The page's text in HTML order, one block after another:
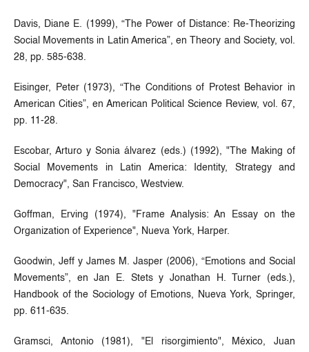
Davis, Diane E. (1999), “The Power of Distance: Re-Theorizing
Social Movements in Latin America”, en Theory and Society, vol.
28, pp. 585-638.
Eisinger, Peter (1973), “The Conditions of Protest Behavior in
American Cities”, en American Political Science Review, vol. 67,
pp. 11-28.
Escobar, Arturo y Sonia álvarez (eds.) (1992), "The Making of
Social Movements in Latin America: Identity, Strategy and
Democracy", San Francisco, Westview.
Goffman, Erving (1974), "Frame Analysis: An Essay on the
Organization of Experience", Nueva York, Harper.
Goodwin, Jeff y James M. Jasper (2006), “Emotions and Social
Movements”, en Jan E. Stets y Jonathan H. Turner (eds.),
Handbook of the Sociology of Emotions, Nueva York, Springer,
pp. 611-635.
Gramsci, Antonio (1981), "El risorgimiento", México, Juan